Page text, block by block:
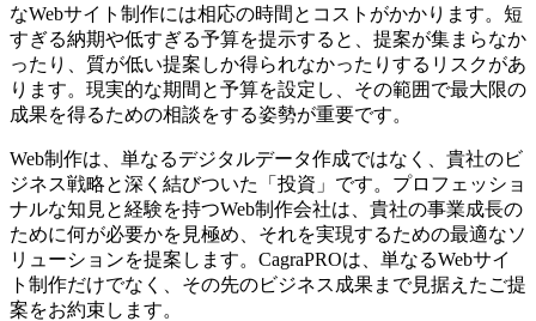
なWebサイト制作には相応の時間とコストがかかります。短
すぎる納期や低すぎる予算を提示すると、提案が集まらなか
ったり、質が低い提案しか得られなかったりするリスクがあ
ります。現実的な期間と予算を設定し、その範囲で最大限の
成果を得るための相談をする姿勢が重要です。
Web制作は、単なるデジタルデータ作成ではなく、貴社のビ
ジネス戦略と深く結びついた「投資」です。プロフェッショ
ナルな知見と経験を持つWeb制作会社は、貴社の事業成長の
ために何が必要かを見極め、それを実現するための最適なソ
リューションを提案します。CagraPROは、単なるWebサイ
ト制作だけでなく、その先のビジネス成果まで見据えたご提
案をお約束します。